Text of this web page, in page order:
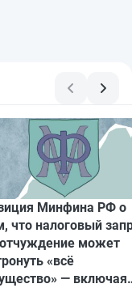
Минфина РФ о
что налоговый
может
«всё
— включая